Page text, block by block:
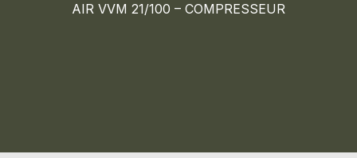
AIR VVM 21/100 – COMPRESSEUR